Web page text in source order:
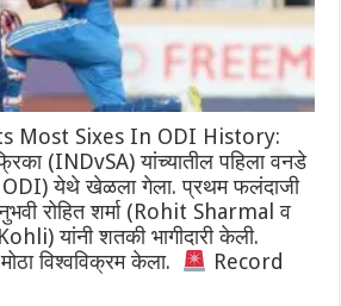
Most Sixes In ODI History:
(INDvSA) यांच्यातील पहिला वनडे
ODI) येथे खेळला गेला. प्रथम फलंदाजी
रोहित शर्मा (Rohit Sharmal व
यांनी शतकी भागीदारी केली.
विश्वविक्रम केला.
Record